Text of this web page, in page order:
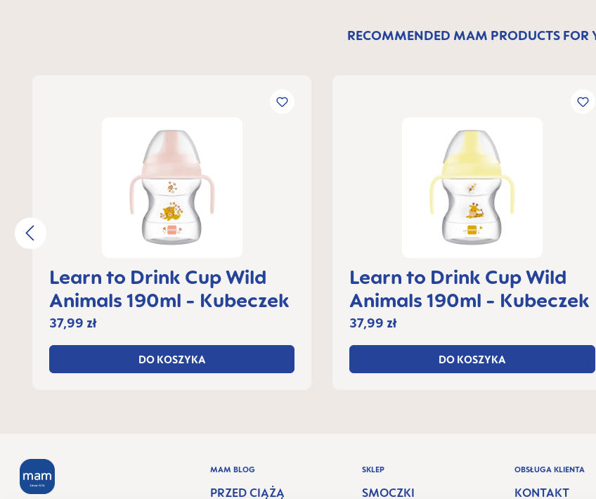
RECOMMENDED MAM PRODUCTS FOR
Learn to Drink Cup Wild
Animals 190ml - Kubeczek
37,99 zł
DO KOSZYKA
Learn to Drink Cup Wild
Animals 190ml - Kubeczek
37,99 zł
DO KOSZYKA
MAM BLOG
PRZED CIĄŻĄ
SKLEP
SMOCZKI
OBSŁUGA KLIENTA
KONTAKT